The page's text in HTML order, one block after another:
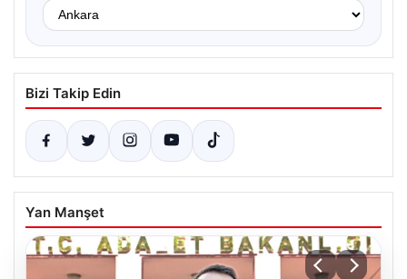
Bizi Takip Edin
Yan Manşet